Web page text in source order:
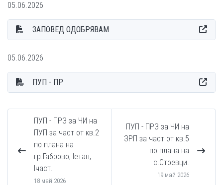
05.06.2026
ЗАПОВЕД ОДОБРЯВАМ
05.06.2026
ПУП - ПР
ПУП - ПРЗ за ЧИ на
ПУП за част от кв.2
по плана на
гр.Габрово, Iетап,
Iчаст.
18 май 2026
ПУП - ПРЗ за ЧИ на
ЗРП за част от кв.5
по плана на
с.Стоевци.
19 май 2026